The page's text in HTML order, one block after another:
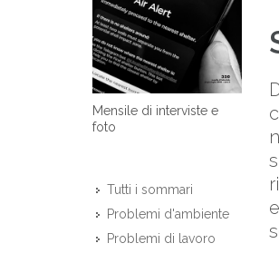
Mensile di interviste e
foto
Tutti i sommari
Problemi d'ambiente
Problemi di lavoro